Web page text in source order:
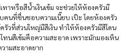
ทาหรือสีน้ำเงินเข้ม จะช่วยให้ห้องครัวมี
คนที่ชื่นชอบความเนี๊ยบ เป๊ะ โดยห้องครัว
วที่ส่วนใหญ่มีสีเงิน ทำให้ห้องครัวมีสีโดน
ทนสีเข้มคือความสะอาด เพราะมักมองเห็น
ามสะอาดยาก